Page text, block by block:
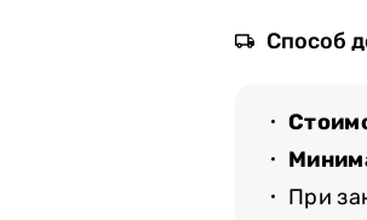
Способ
При